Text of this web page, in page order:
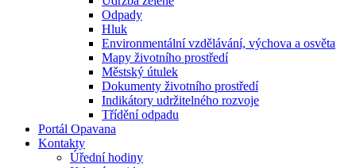
Odpady
Hluk
Environmentální vzdělávání, výchova a osvěta
Mapy životního prostředí
Městský útulek
Dokumenty životního prostředí
Indikátory udržitelného rozvoje
Třídění odpadu
Portál Opavana
Kontakty
Úřední hodiny